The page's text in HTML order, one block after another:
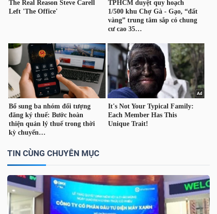
TIN CÙNG CHUYÊN MỤC
TÀI
CHÍNH
CÁ
NHÂN
PHÂN
TÍCH
VIETSTOCKFINANCE